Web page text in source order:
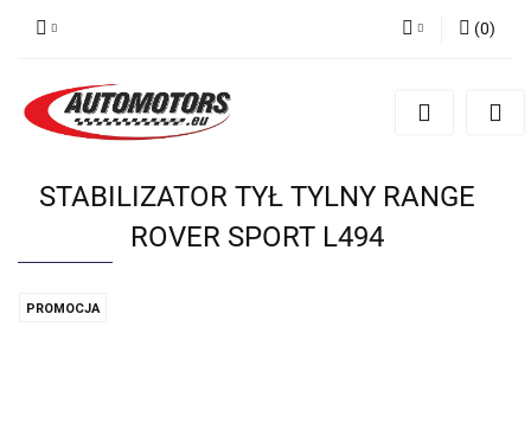
Zarejestruj się
(0)
STABILIZATOR TYŁ TYLNY RANGE
ROVER SPORT L494
PROMOCJA